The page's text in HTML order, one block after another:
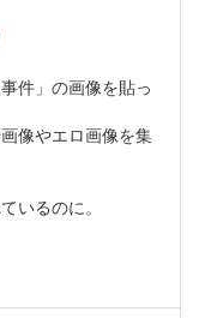
件」の画像を貼っ
像やエロ画像を集
いるのに。